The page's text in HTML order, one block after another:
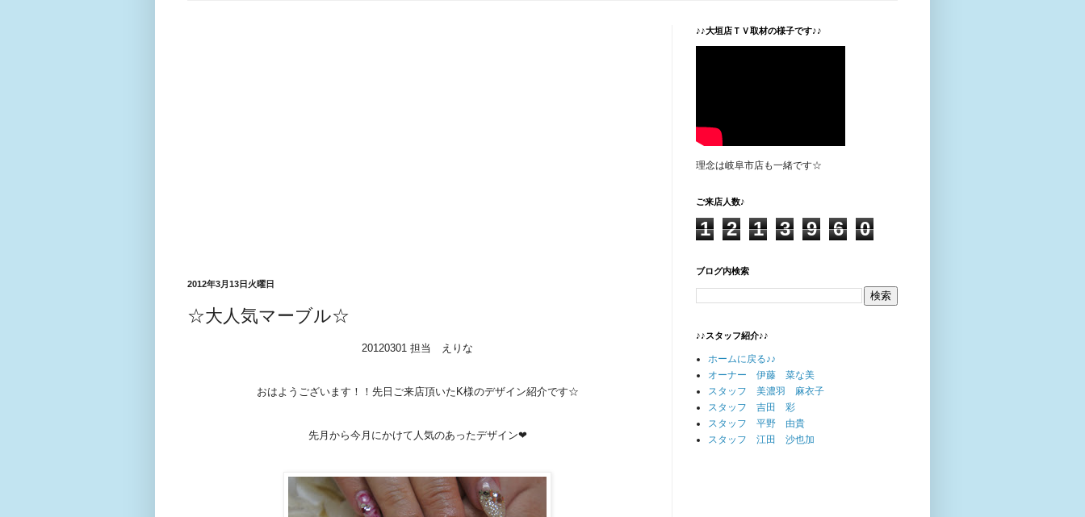
2012年3月13日火曜日
☆大人気マーブル☆
20120301 担当 えりな
おはようございます！！先日ご来店頂いたK様のデザイン紹介です☆
先月から今月にかけて人気のあったデザイン❤
♪♪大垣店ＴＶ取材の様子です♪♪
理念は岐阜市店も一緒です☆
ご来店人数♪
1 2 1 3 9 6 0
ブログ内検索
♪♪スタッフ紹介♪♪
ホームに戻る♪♪
オーナー 伊藤 菜な美
スタッフ 美濃羽 麻衣子
スタッフ 吉田 彩
スタッフ 平野 由貴
スタッフ 江田 沙也加